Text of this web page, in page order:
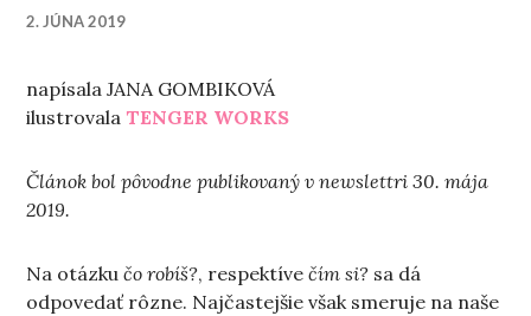
2. JÚNA 2019
napísala JANA GOMBIKOVÁ
ilustrovala TENGER WORKS
Článok bol pôvodne publikovaný v newslettri 30. mája
2019.
Na otázkučo robíš?, respektívečím si? sa dá
odpovedať rôzne. Najčastejšie však smeruje na naše